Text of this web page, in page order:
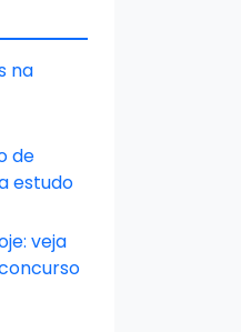
na
de
estudo
veja